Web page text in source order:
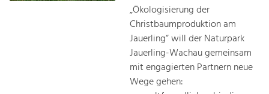
Climate Change, Public Transport and
Increase in Regional Value Added.
„Ökologisierung der
Christbaumproduktion am
Jauerling“ will der Naturpark
Jauerling-Wachau gemeinsam
mit engagierten Partnern neue
Wege gehen: